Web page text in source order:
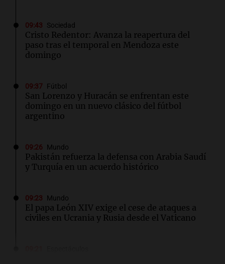
09:43 Sociedad
Cristo Redentor: Avanza la reapertura del
paso tras el temporal en Mendoza este
domingo
09:37 Fútbol
San Lorenzo y Huracán se enfrentan este
domingo en un nuevo clásico del fútbol
argentino
09:26 Mundo
Pakistán refuerza la defensa con Arabia Saudí
y Turquía en un acuerdo histórico
09:23 Mundo
El papa León XIV exige el cese de ataques a
civiles en Ucrania y Rusia desde el Vaticano